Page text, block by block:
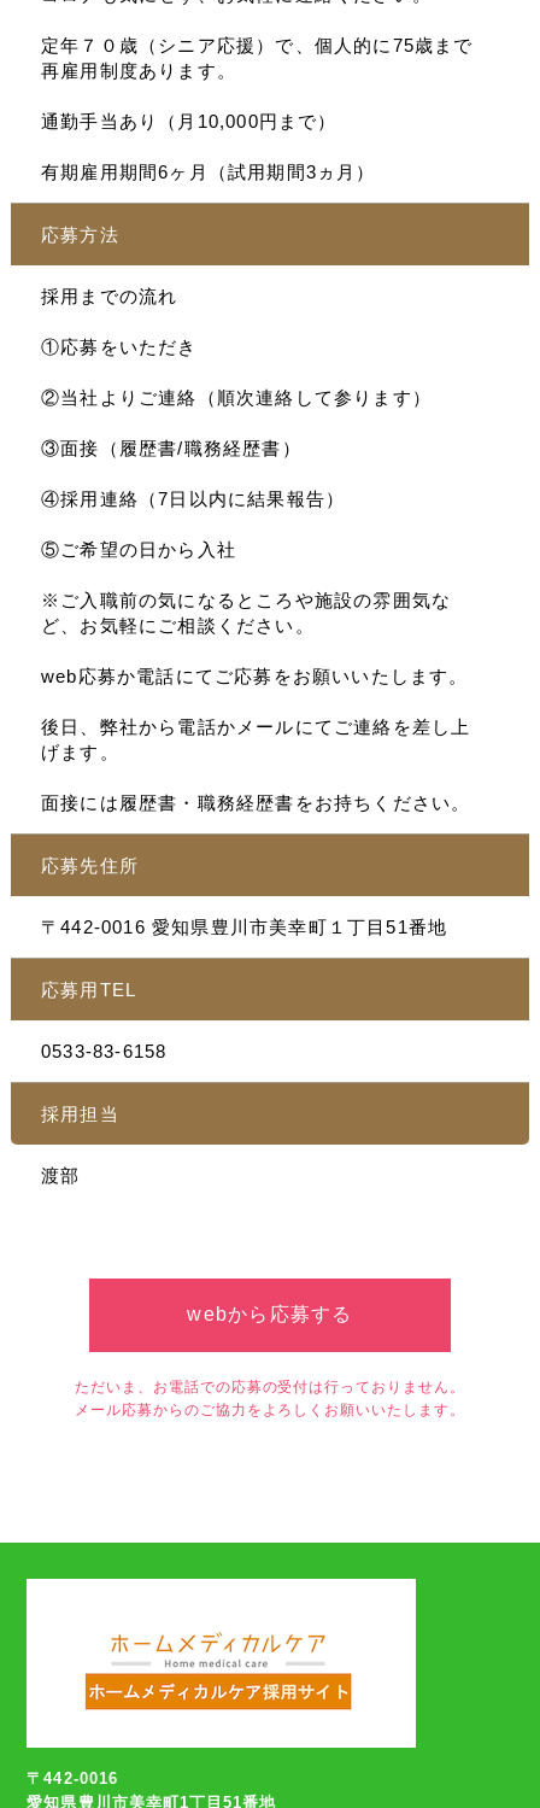
定年７０歳（シニア応援）で、個人的に75歳まで
再雇用制度あります。
通勤手当あり（月10,000円まで）
有期雇用期間6ヶ月（試用期間3ヵ月）
応募方法
採用までの流れ
①応募をいただき
②当社よりご連絡（順次連絡して参ります）
③面接（履歴書/職務経歴書）
④採用連絡（7日以内に結果報告）
⑤ご希望の日から入社
※ご入職前の気になるところや施設の雰囲気な
ど、お気軽にご相談ください。
web応募か電話にてご応募をお願いいたします。
後日、弊社から電話かメールにてご連絡を差し上
げます。
面接には履歴書・職務経歴書をお持ちください。
応募先住所
〒442-0016 愛知県豊川市美幸町１丁目51番地
応募用TEL
0533-83-6158
採用担当
渡部
webから応募する
ただいま、お電話での応募の受付は行っておりません。
メール応募からのご協力をよろしくお願いいたします。
〒442-0016
愛知県豊川市美幸町1丁目51番地